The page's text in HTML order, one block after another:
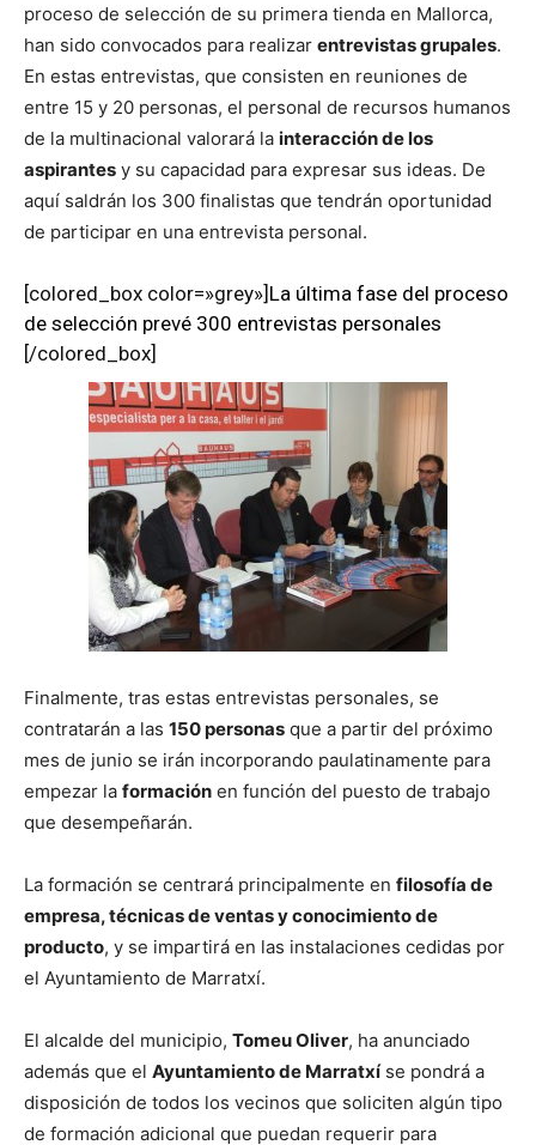
proceso de selección de su primera tienda en Mallorca,
han sido convocados para realizar entrevistas grupales.
En estas entrevistas, que consisten en reuniones de
entre 15 y 20 personas, el personal de recursos humanos
de la multinacional valorará la interacción de los
aspirantes y su capacidad para expresar sus ideas. De
aquí saldrán los 300 finalistas que tendrán oportunidad
de participar en una entrevista personal.
[colored_box color=»grey»] La última fase del proceso
de selección prevé 300 entrevistas personales
[/colored_box]
Finalmente, tras estas entrevistas personales, se
contratarán a las 150 personas que a partir del próximo
mes de junio se irán incorporando paulatinamente para
empezar la formación en función del puesto de trabajo
que desempeñarán.
La formación se centrará principalmente en filosofía de
empresa, técnicas de ventas y conocimiento de
producto, y se impartirá en las instalaciones cedidas por
el Ayuntamiento de Marratxí.
El alcalde del municipio, Tomeu Oliver, ha anunciado
además que el Ayuntamiento de Marratxíse pondrá a
disposición de todos los vecinos que soliciten algún tipo
de formación adicional que puedan requerir para